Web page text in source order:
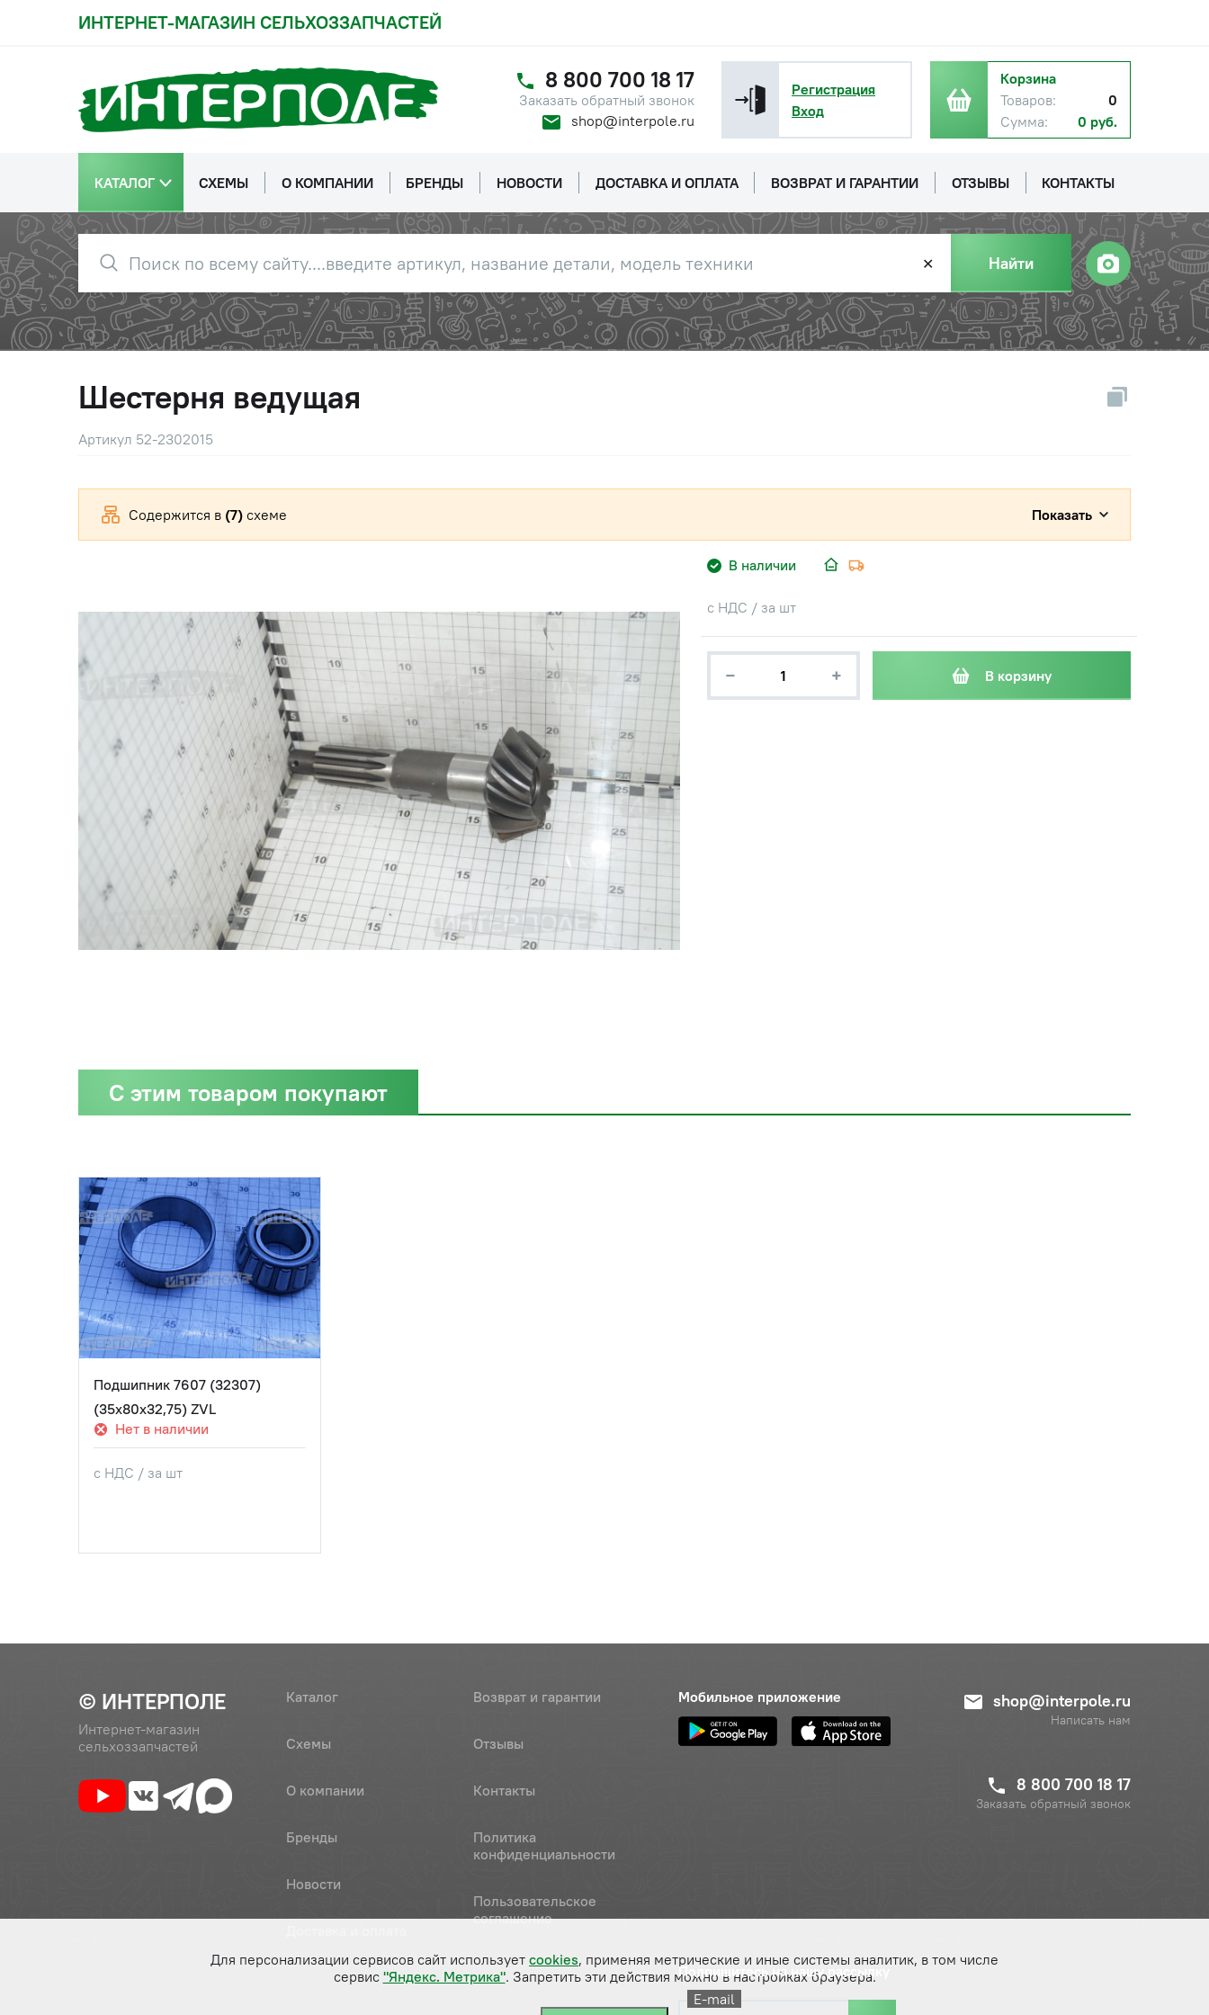
ИНТЕРНЕТ-МАГАЗИН СЕЛЬХОЗЗАПЧАСТЕЙ
8 800 700 18 17
Заказать обратный звонок
shop@interpole.ru
Регистрация
Вход
Корзина
Товаров:
0
Сумма:
0 руб.
КАТАЛОГ СХЕМЫ О КОМПАНИИ БРЕНДЫ НОВОСТИ ДОСТАВКА И ОПЛАТА ВОЗВРАТ И ГАРАНТИИ ОТЗЫВЫ КОНТАКТЫ
✕ Найти
Шестерня ведущая
Артикул 52-2302015
В наличии
с НДС / за шт
− + В корзину
Содержится в (7) схеме Показать
С этим товаром покупают
Подшипник 7607 (32307)
(35х80х32,75) ZVL
Нет в наличии
с НДС / за шт
© ИНТЕРПОЛЕ
Интернет-магазин
сельхоззапчастей
Каталог
Схемы
О компании
Бренды
Новости
Возврат и гарантии
Отзывы
Контакты
Политика
конфиденциальности
Пользовательское
соглашение
Мобильное приложение shop@interpole.ru
Написать нам
8 800 700 18 17
Заказать обратный звонок
Подпишитесь на нашу рассылку
E-mail
Для персонализации сервисов сайт использует cookies, применяя метрические и иные системы аналитик, в том числе
сервис "Яндекс. Метрика". Запретить эти действия можно в настройках браузера.